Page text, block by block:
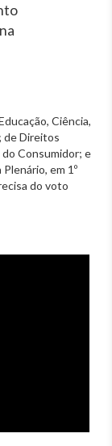
Ciência,
de Direitos
do Consumidor; e
em 1º
do voto